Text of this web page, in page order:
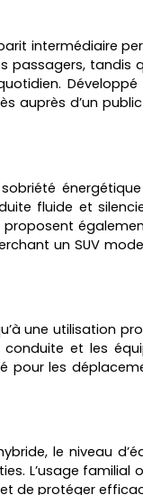
intermédiaire
auprès d’un
fluide et
un SUV
une utilisation
et les
les
le niveau
L’usage
de protéger